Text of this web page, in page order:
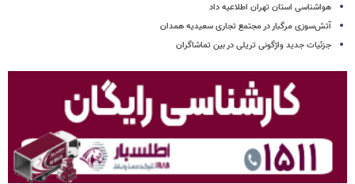
هواشناسی استان تهران اطلاعیه داد
آتش‌سوزی مرگبار در مجتمع تجاری سعیدیه همدان
جزئیات جدید واژگونی تریلی در بین تماشاگران